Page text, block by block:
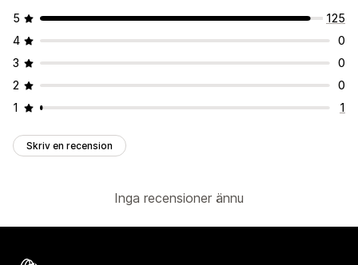
5
125
4
0
3
0
2
0
1
1
Skriv en recension
Inga recensioner ännu